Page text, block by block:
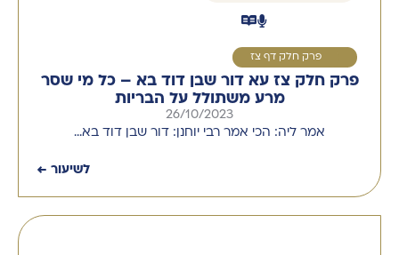
פרק חלק דף צז
פרק חלק צז עא דור שבן דוד בא – כל מי שסר
מרע משתולל על הבריות
26/10/2023
אמר ליה: הכי אמר רבי יוחנן: דור שבן דוד בא…
לשיעור ←